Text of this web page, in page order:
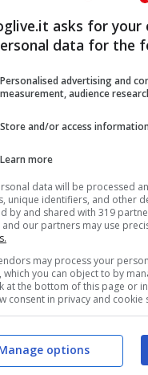
spacco
in bella
asks for your
data for the
Personalised advertising and
measurement, audience
Store and/or access
Learn more
data will be processed
unique identifiers, and other
by and shared with 319
and our partners may use
may process your
which you can object to by
at the bottom of this page or
consent in privacy and cookie
options